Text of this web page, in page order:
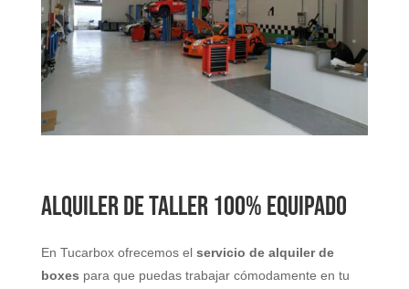
ALQUILER DE TALLER 100% EQUIPADO
En Tucarbox ofrecemos elservicio de alquiler de
boxes para que puedas trabajar cómodamente en tu